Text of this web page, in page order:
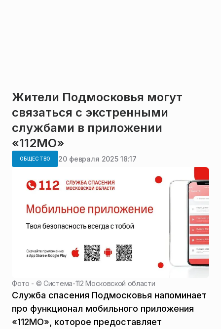
Жители Подмосковья могут
связаться с экстренными
службами в приложении
«112МО»
ОБЩЕСТВО 20 февраля 2025 18:17
Фото - ©Система-112 Московской области
Служба спасения Подмосковья напоминает
про функционал мобильного приложения
«112МО», которое предоставляет